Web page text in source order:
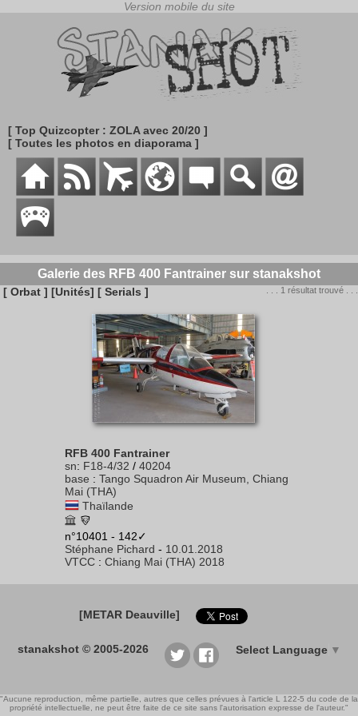
[ Top Quizcopter : ZOLA avec 20/20 ]
[ Toutes les photos en diaporama ]
Galerie des RFB 400 Fantrainer sur stanakshot
[ Orbat ] [Unités] [ Serials ] . . . 1 résultat trouvé . . .
RFB 400 Fantrainer
sn: F18-4/32 / 40204
base : Tango Squadron Air Museum, Chiang
Mai (THA)
Thaïlande
n°10401 - 142✓
Stéphane Pichard - 10.01.2018
VTCC : Chiang Mai (THA) 2018
[METAR Deauville]
stanakshot © 2005-2026 Select Language ▼
"Aucune reproduction, même partielle, autres que celles prévues à l'article L 122-5 du code de la
propriété intellectuelle, ne peut être faite de ce site sans l'autorisation expresse de l'auteur."